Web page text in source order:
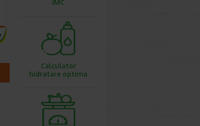
IMC
Calculator
hidratare optima